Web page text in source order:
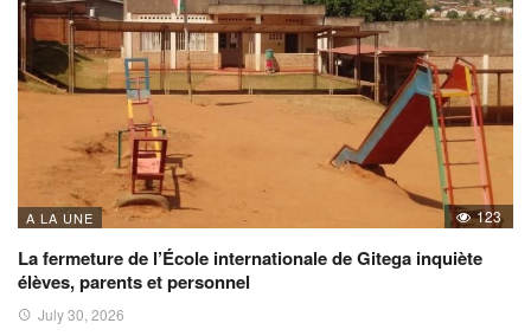
A LA UNE 123
La fermeture de l’École internationale de Gitega inquiète
élèves, parents et personnel
July 30, 2026